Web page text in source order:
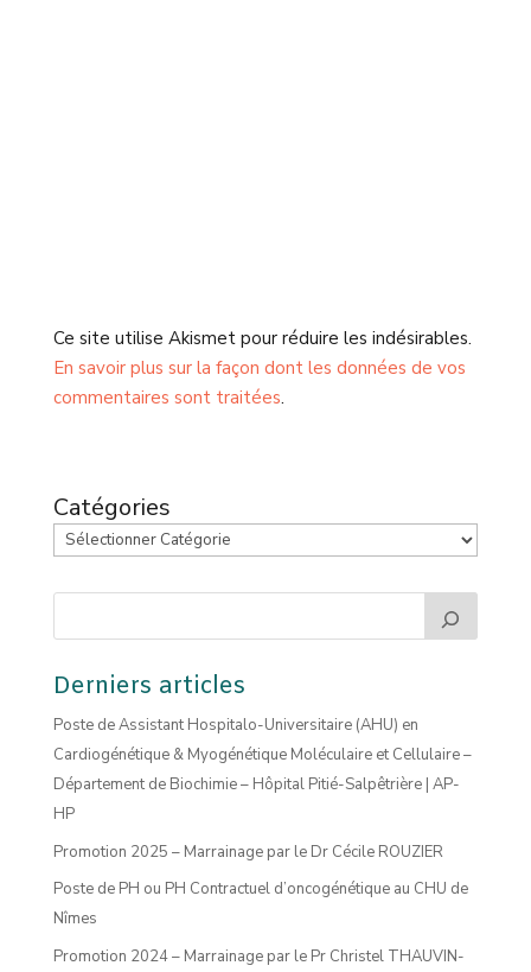
Ce site utilise Akismet pour réduire les indésirables.
En savoir plus sur la façon dont les données de vos
commentaires sont traitées.
Catégories
Derniers articles
Poste de Assistant Hospitalo-Universitaire (AHU) en
Cardiogénétique & Myogénétique Moléculaire et Cellulaire –
Département de Biochimie – Hôpital Pitié-Salpêtrière | AP-
HP
Promotion 2025 – Marrainage par le Dr Cécile ROUZIER
Poste de PH ou PH Contractuel d’oncogénétique au CHU de
Nîmes
Promotion 2024 – Marrainage par le Pr Christel THAUVIN-